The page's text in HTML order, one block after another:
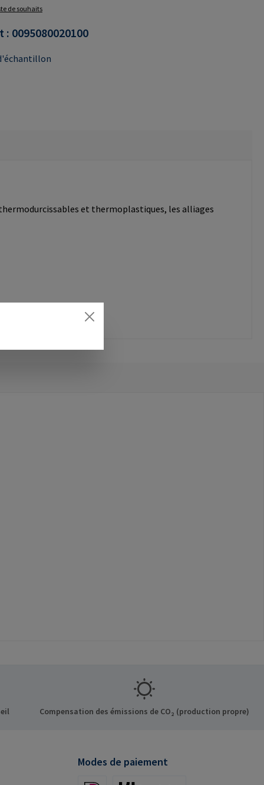
de souhaits
: 0095080020100
et thermoplastiques, les alliages
Compensation des émissions de CO₂ (production propre)
Modes de paiement